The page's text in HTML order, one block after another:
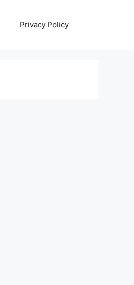
Privacy Policy